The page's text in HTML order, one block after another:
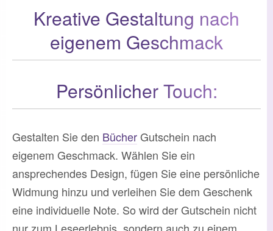
Kreative Gestaltung nach
eigenem Geschmack
Persönlicher Touch:
Gestalten Sie den BücherGutschein nach
eigenem Geschmack. Wählen Sie ein
ansprechendes Design, fügen Sie eine persönliche
Widmung hinzu und verleihen Sie dem Geschenk
eine individuelle Note. So wird der Gutschein nicht
nur zum Leseerlebnis, sondern auch zu einem